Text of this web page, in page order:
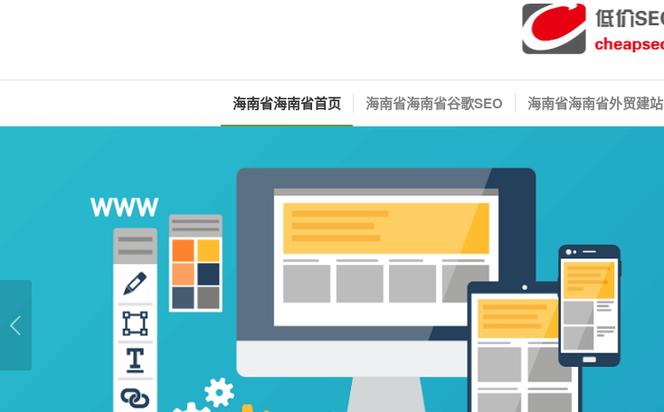
海南省海南省首页 海南省海南省谷歌SEO 海南省海南省外贸建站